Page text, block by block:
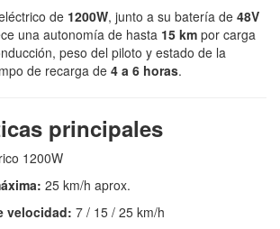
de 1200W, junto a su batería de 48V
una autonomía de hasta 15 km por carga
peso del piloto y estado de la
de recarga de 4 a 6 horas.
principales
1200W
25 km/h aprox.
velocidad: 7 / 15 / 25 km/h